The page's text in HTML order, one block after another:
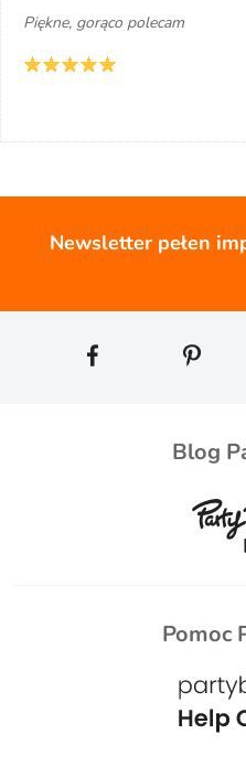
Piękne, gorąco polecam
Newsletter pełen
Blog
Pomoc